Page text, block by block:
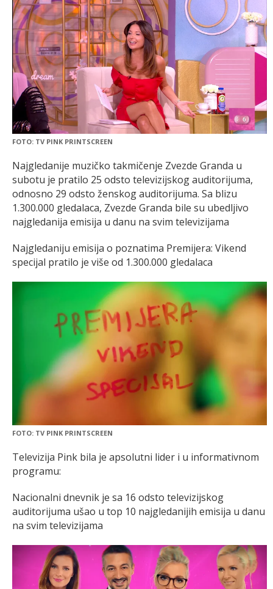
FOTO: TV PINK PRINTSCREEN
Najgledanije muzičko takmičenje Zvezde Granda u
subotu je pratilo 25 odsto televizijskog auditorijuma,
odnosno 29 odsto ženskog auditorijuma. Sa blizu
1.300.000 gledalaca, Zvezde Granda bile su ubedljivo
najgledanija emisija u danu na svim televizijama
Najgledaniju emisija o poznatima Premijera: Vikend
specijal pratilo je više od 1.300.000 gledalaca
FOTO: TV PINK PRINTSCREEN
Televizija Pink bila je apsolutni lider i u informativnom
programu:
Nacionalni dnevnik je sa 16 odsto televizijskog
auditorijuma ušao u top 10 najgledanijih emisija u danu
na svim televizijama